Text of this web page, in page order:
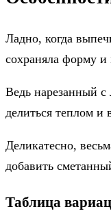
Ладно, когда
сохраняла форму и
Ведь нарезанный с
делиться теплом и
Деликатесно,
добавить
Таблица